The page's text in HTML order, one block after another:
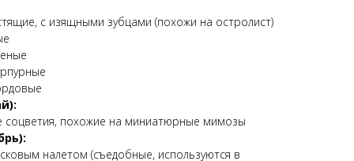
с изящными зубцами (похожи на остролист)
похожие на миниатюрные мимозы
налетом (съедобные, используются в